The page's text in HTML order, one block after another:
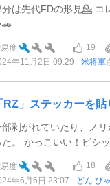
分は先代FDの形見💁 コ
度 19
年11月2日 09:29
米将軍
RZ」ステッカーを貼
部剥がれていたり、ノ
た。 かっこいい！ビシ
度 18
年6月6日 23:07
どん び